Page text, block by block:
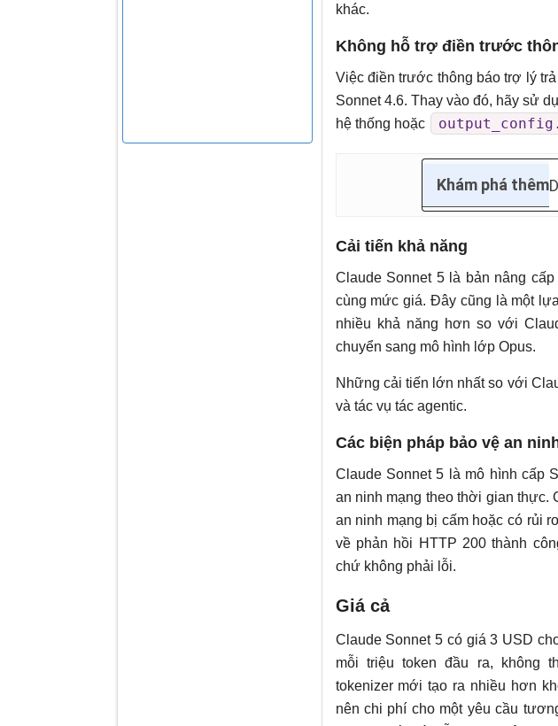
khác.
Không hỗ trợ điền trước
Việc điền trước thông báo trợ lý
Sonnet 4.6. Thay vào đó, hãy sử
hệ thống hoặc
Khám phá thêm
Cải tiến khả năng
Claude Sonnet 5 là bản nâng
cùng mức giá. Đây cũng là một
nhiều khả năng hơn so với
chuyển sang mô hình lớp Opus.
Những cải tiến lớn nhất so với
và tác vụ tác agentic.
Các biện pháp bảo vệ an
Claude Sonnet 5 là mô hình cấp
an ninh mạng theo thời gian thực.
an ninh mạng bị cấm hoặc có rủi
về phản hồi HTTP 200 thành
chứ không phải lỗi.
Giá cả
Claude Sonnet 5 có giá 3 USD
mỗi triệu token đầu ra, không
tokenizer mới tạo ra nhiều hơn
nên chi phí cho một yêu cầu